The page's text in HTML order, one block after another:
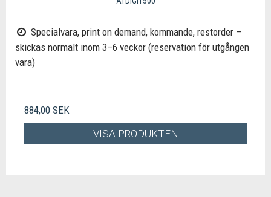
Specialvara, print on demand, kommande, restorder –
skickas normalt inom 3–6 veckor (reservation för utgången
vara)
884,00 SEK
VISA PRODUKTEN